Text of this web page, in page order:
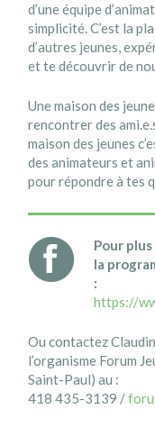
d’une équipe
simplicité. C’est la
d’autres jeunes,
et te découvrir de
Une maison des
rencontrer des
maison des jeunes
des animateurs et
pour répondre à tes
Pour
la
:
https://
Ou contactez
l’organisme Forum
Saint-Paul) au :
418 435-3139 /